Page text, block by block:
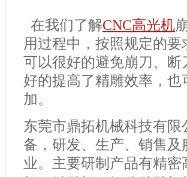
在我们了解CNC高光机
用过程中，按照规定的
可以很好的避免崩刀、
好的提高了精雕效率，
加。
东莞市鼎拓机械科技有限
备，研发、生产、销售
业。主要研制产品有精